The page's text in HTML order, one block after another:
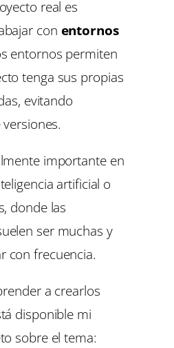
real es
con entornos
entornos permiten
tenga sus propias
evitando
importante en
artificial o
donde las
ser muchas y
con frecuencia.
a crearlos
disponible mi
sobre el tema: